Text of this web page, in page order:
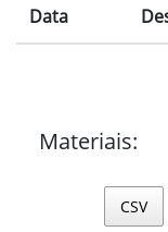
Data
Materiais:
CSV